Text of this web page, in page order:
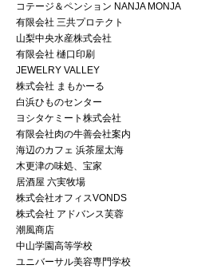
コテージ＆ペンション NANJA MONJA
有限会社 三共プロテクト
山梨中央水産株式会社
有限会社 樋口印刷
JEWELRY VALLEY
株式会社 まもかーる
白浜ひものセンター
ヨシタケミート株式会社
有限会社肉の牛善会社案内
海辺のカフェ 浜茶屋太海
木更津の味処、宝家
居酒屋 六実牧場
株式会社オフィスVONDS
株式会社 アドバンス芙蓉
潮風商店
中山学園高等学校
ユニバーサル美容専門学校